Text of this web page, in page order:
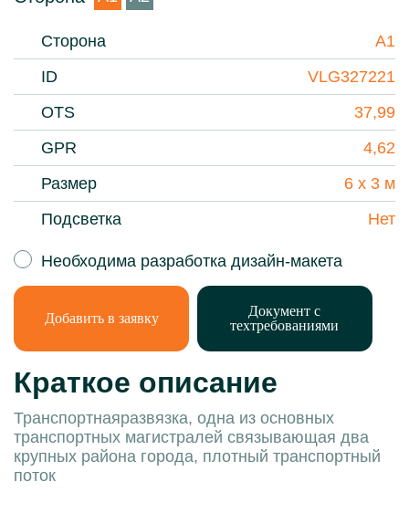
Сторона
A1
ID
VLG327221
OTS
37,99
GPR
4,62
Размер
6 х 3 м
Подсветка
Нет
Необходима разработка дизайн-макета
Добавить в заявку
Документ с
техтребованиями
Краткое описание
Транспортнаяразвязка, одна из основных
транспортных магистралей связывающая два
крупных района города, плотный транспортный
поток